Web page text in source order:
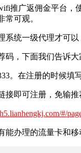
推广返佣金平台，
常可观。
系统一级代理才可
码，下面我们告诉大
。在注册的时候填
即可注册，免输推
#/
能办理的流量卡和